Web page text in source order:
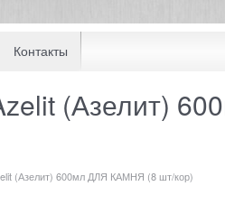
Контакты
(Азелит)
(Азелит) 600мл ДЛЯ КАМНЯ (8 шт/кор)